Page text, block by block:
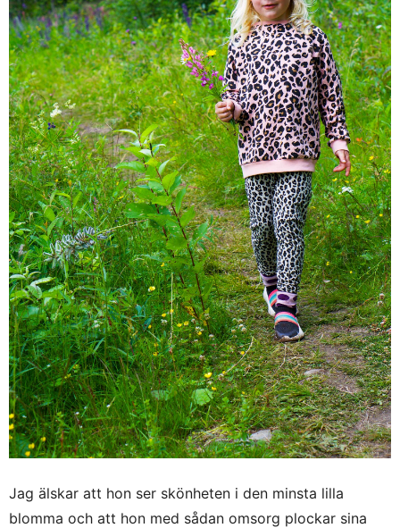
Jag älskar att hon ser skönheten i den minsta lilla
blomma och att hon med sådan omsorg plockar sina